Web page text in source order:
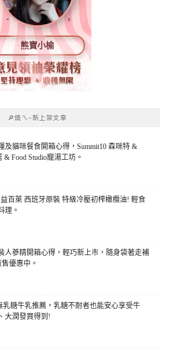
熊寶小榆
🔎燒ㄟ~新上架文章
及貓咪餐食開箱心得，Summit10 森咪特 &
& Food Studio寵湯工坊。
百萊 西班牙原裝 特級冷壓初榨橄欖油! 輕食
理。
人蔘精開箱心得，輕巧新上市，隨身袋著走補
優惠中。
乳糖牛乳推薦，乳糖不耐者也能安心享受牛
大潤發買得到!